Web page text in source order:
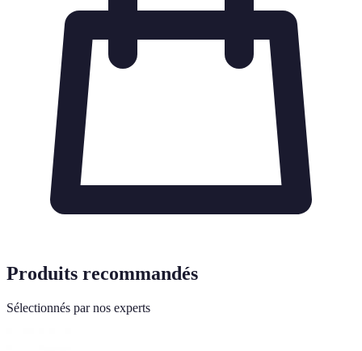
Produits recommandés
Sélectionnés par nos experts